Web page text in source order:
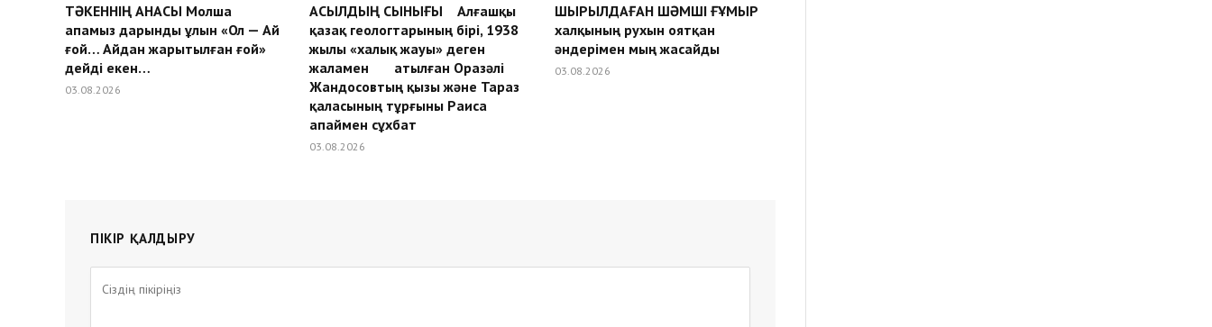
ТӘКЕННІҢ АНАСЫ Молша
апамыз дарынды ұлын «Ол — Ай
ғой… Айдан жарытылған ғой»
дейді екен…
03.08.2026
АСЫЛДЫҢ СЫНЫҒЫ Алғашқы
қазақ геологтарының бірі, 1938
жылы «халық жауы» деген
жаламен атылған Оразәлі
Жандосовтың қызы және Тараз
қаласының тұрғыны Раиса
апаймен сұхбат
03.08.2026
ШЫРЫЛДАҒАН ШӘМШІ ҒҰМЫР
халқының рухын оятқан
әндерімен мың жасайды
03.08.2026
ПІКІР ҚАЛДЫРУ